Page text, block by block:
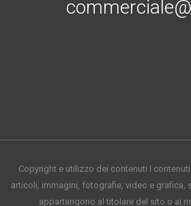
Copyright e utilizzo dei contenuti I
articoli, immagini, fotografie, video e grafica,
appartengono al titolare del sito o ai